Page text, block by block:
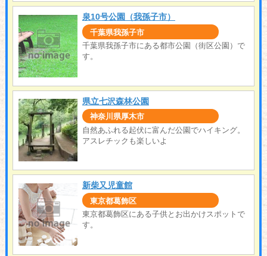
泉10号公園（我孫子市）
千葉県我孫子市
千葉県我孫子市にある都市公園（街区公園）で
す。
県立七沢森林公園
神奈川県厚木市
自然あふれる起伏に富んだ公園でハイキング。
アスレチックも楽しいよ
新柴又児童館
東京都葛飾区
東京都葛飾区にある子供とお出かけスポットで
す。